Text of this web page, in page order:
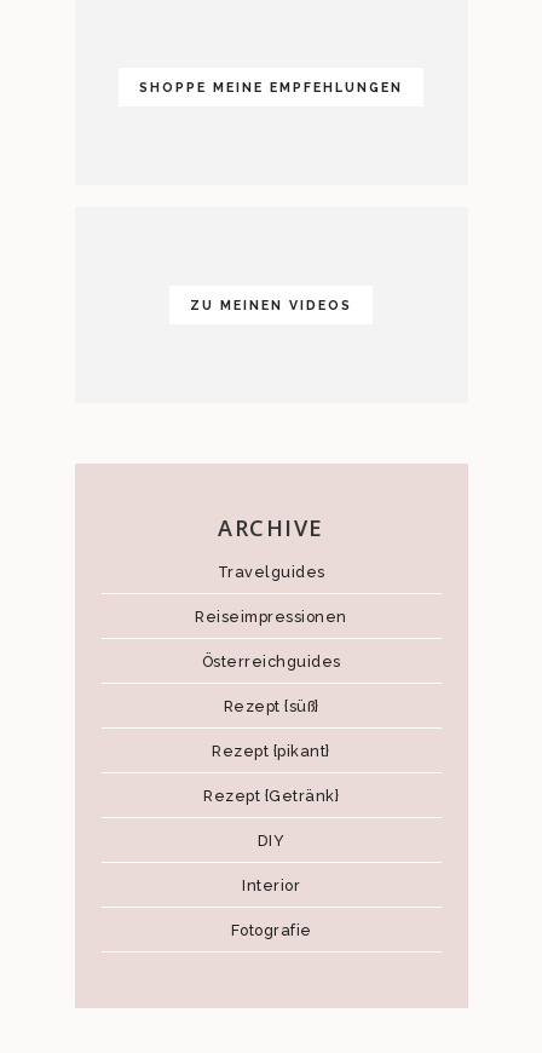
SHOPPE MEINE EMPFEHLUNGEN
ZU MEINEN VIDEOS
ARCHIVE
Travelguides
Reiseimpressionen
Österreichguides
Rezept {süß}
Rezept {pikant}
Rezept {Getränk}
DIY
Interior
Fotografie